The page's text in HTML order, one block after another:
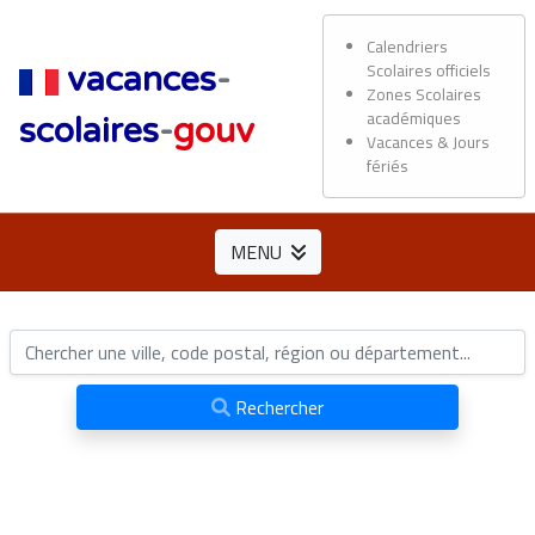
vacances-
scolaires-gouv
Calendriers
Scolaires officiels
Zones Scolaires
académiques
Vacances & Jours
fériés
MENU
Rechercher